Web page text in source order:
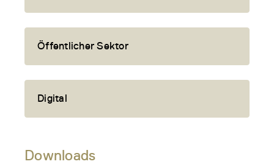
Öffentlicher Sektor
Digital
Downloads